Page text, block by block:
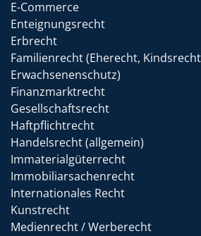
E-Commerce
Enteignungsrecht
Erbrecht
Familienrecht (Eherecht,
Erwachsenenschutz)
Finanzmarktrecht
Gesellschaftsrecht
Haftpflichtrecht
Handelsrecht (allgemein)
Immaterialgüterrecht
Immobiliarsachenrecht
Internationales Recht
Kunstrecht
Medienrecht / Werberecht